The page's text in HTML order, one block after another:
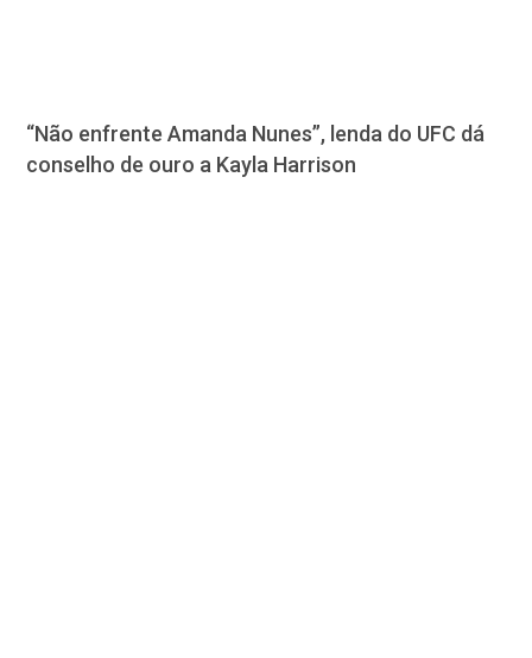
“Não enfrente Amanda Nunes”, lenda do UFC dá
conselho de ouro a Kayla Harrison